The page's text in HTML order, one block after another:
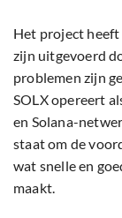
Het project
zijn uitgevoerd
problemen zijn
SOLX opereert
en Solana-
staat om de
wat snelle en
maakt.